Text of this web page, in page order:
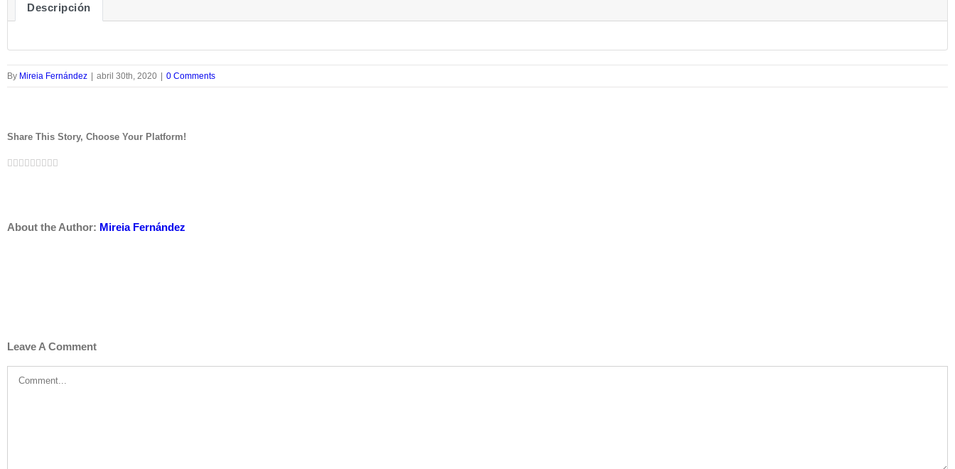
Descripción
By Mireia Fernández abril 30th, 2020 0 Comments
Share This Story, Choose Your Platform!
Facebook
Twitter
LinkedIn
Reddit
Whatsapp
Google+
Tumblr
Pinterest
Vk
About the Author: Mireia Fernández
Leave A Comment